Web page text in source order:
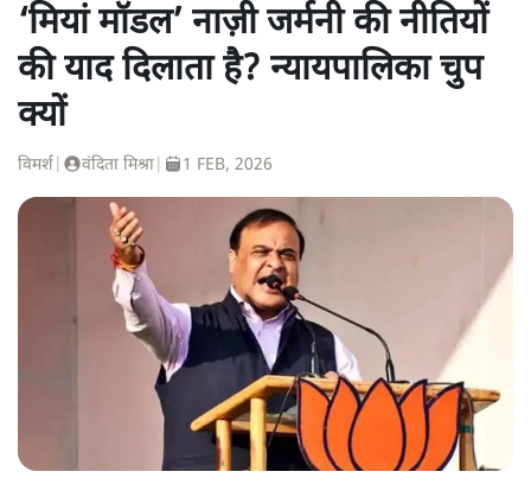
‘मियां मॉडल’ नाज़ी जर्मनी की नीतियों
की याद दिलाता है? न्यायपालिका चुप
क्यों
विमर्श वंदिता मिश्रा 1 FEB, 2026